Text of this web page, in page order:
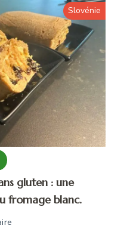
Slovénie
gluten : une
fromage blanc.